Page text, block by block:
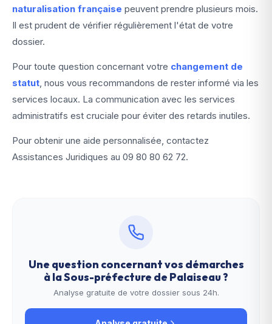
naturalisation française peuvent prendre plusieurs mois.
Il est prudent de vérifier régulièrement l'état de votre
dossier.
Pour toute question concernant votre changement de
statut, nous vous recommandons de rester informé via les
services locaux. La communication avec les services
administratifs est cruciale pour éviter des retards inutiles.
Pour obtenir une aide personnalisée, contactez
Assistances Juridiques au 09 80 80 62 72.
Une question concernant vos démarches
à laSous-préfecture de Palaiseau?
Analyse gratuite de votre dossier sous 24h.